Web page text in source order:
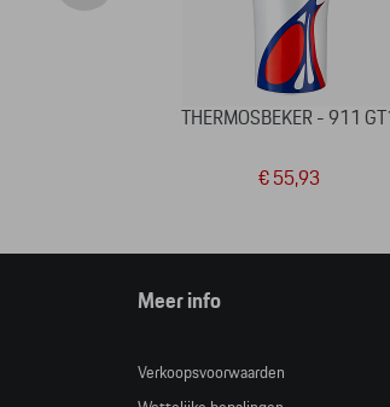
THERMOSBEKER - 911
€ 55,93
Meer info
Verkoopsvoorwaarden